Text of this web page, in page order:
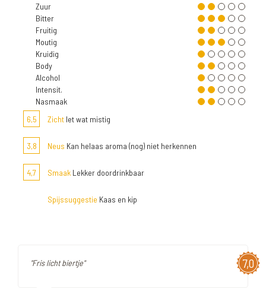
Zuur
Bitter
Fruitig
Moutig
Kruidig
Body
Alcohol
Intensit.
Nasmaak
6,5
Zicht Iet wat mistig
3,8 Neus Kan helaas aroma (nog) niet herkennen
4,7 Smaak Lekker doordrinkbaar
Spijssuggestie Kaas en kip
7,0
"Fris licht biertje"